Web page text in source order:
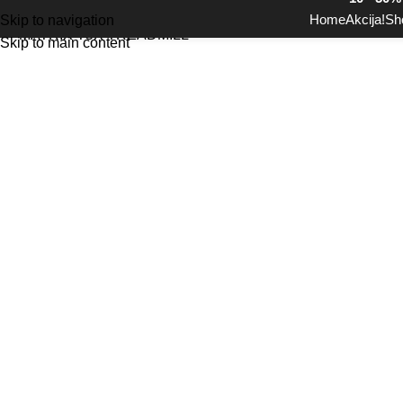
Skip to navigation
Skip to main content
HomeAkcija!
Akcija!